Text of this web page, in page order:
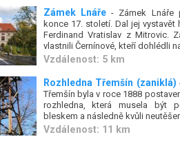
Zámek Lnáře- Zámek Lnáře
konce 17. století. Dal jej vystavět
Ferdinand Vratislav z Mitrovic.
vlastnili Černínové, kteří dohlédli
Vzdálenost: 5 km
Rozhledna Třemšín (zaniklá)
Třemšín byla v roce 1888
rozhledna, která musela být
bleskem a následně kvůli
Vzdálenost: 11 km